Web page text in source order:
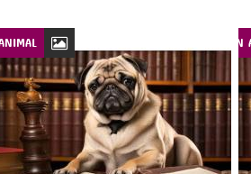
ANIMAL LEYES DE